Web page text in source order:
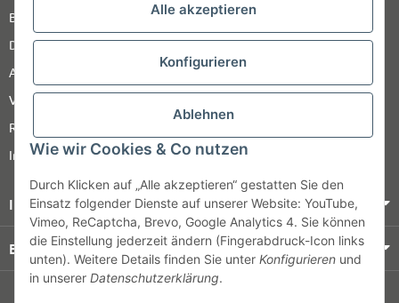
Alle akzeptieren
Konfigurieren
Ablehnen
Wie wir Cookies & Co nutzen
Durch Klicken auf „Alle akzeptieren“ gestatten Sie den
Einsatz folgender Dienste auf unserer Website: YouTube,
Vimeo, ReCaptcha, Brevo, Google Analytics 4. Sie können
die Einstellung jederzeit ändern (Fingerabdruck-Icon links
unten). Weitere Details finden Sie unter Konfigurieren und
in unserer Datenschutzerklärung.
Barrierefreiheitserklärung
Datenschutz
AGB
Versandinformationen
Retour
Impressum
Informationen
Bezahlung & Versand
© HOZ MEDI WERK